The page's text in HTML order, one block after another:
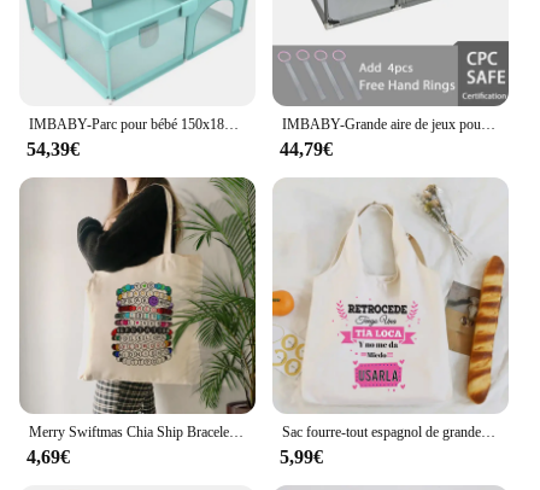
54,39€ 44,79€
4,69€
Sac fourre-tout espagnol de grande capacité, sacs à provisions en toile, cadeau de vacances d'anniversaire pour Tia, meilleure tante du monde
5,99€